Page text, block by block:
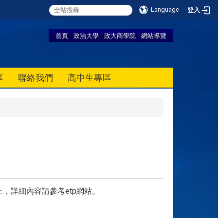
Language 登入
首頁 政治大學 政大商學院 網站導覽
聯絡我們 高中生專區
，詳細內容請參考etp網站。